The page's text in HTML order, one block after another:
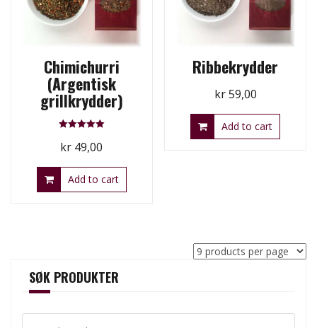
Chimichurri
(Argentisk
grillkrydder)
5.00
out of 5
kr 49,00
Add to cart
Ribbekrydder
kr59,00
Add to cart
SØK PRODUKTER